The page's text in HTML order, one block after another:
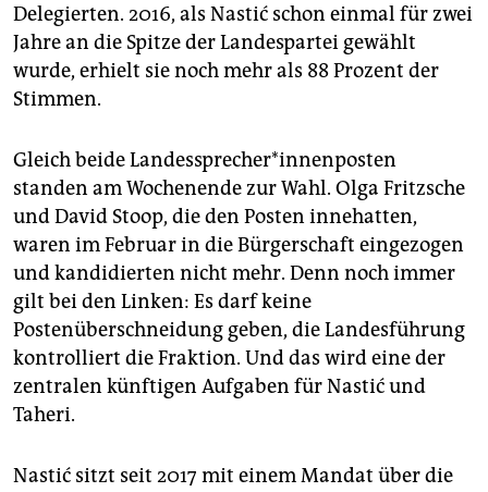
Delegierten. 2016, als Nastić schon einmal für zwei
Jahre an die Spitze der Landespartei gewählt
wurde, erhielt sie noch mehr als 88 Prozent der
Stimmen.
Gleich beide Landesspre­cher*in­­nenposten
standen am Wochenende zur Wahl. Olga Fritzsche
und David Stoop, die den Posten innehatten,
waren im Februar in die Bürgerschaft eingezogen
und kandidierten nicht mehr. Denn noch immer
gilt bei den Linken: Es darf keine
Postenüberschneidung geben, die Landesführung
kontrolliert die Fraktion. Und das wird eine der
zentralen künftigen Aufgaben für Nastić und
Taheri.
Nastić sitzt seit 2017 mit einem Mandat über die